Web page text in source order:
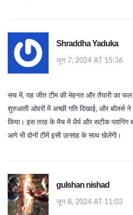
Shraddha Yaduka
जून 7, 2024 AT 15:36
सच में, यह जीत टीम की मेहनत और तैयारी का
शुरुआती ओवरों में अच्छी गति दिखाई, और बॉलर्स ने
किया। इस तरह के मैच में धैर्य और सटीक
आगे भी दोनों टीमें इसी उत्साह के साथ खेलेंगी।
gulshan nishad
जून 8, 2024 AT 11:03